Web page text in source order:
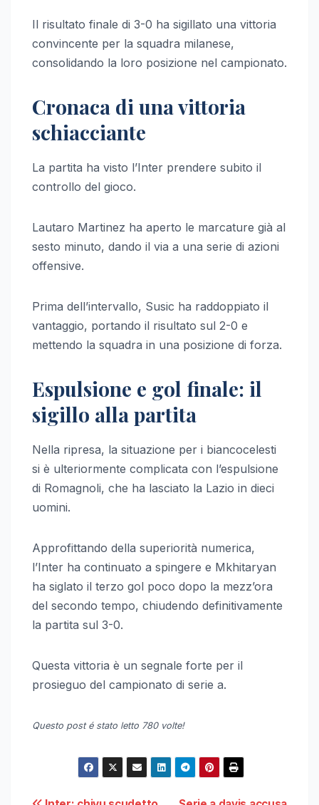
Il risultato finale di 3-0 ha sigillato una vittoria
convincente per la squadra milanese,
consolidando la loro posizione nel campionato.
Cronaca di una vittoria
schiacciante
La partita ha visto l’Inter prendere subito il
controllo del gioco.
Lautaro Martinez ha aperto le marcature già al
sesto minuto, dando il via a una serie di azioni
offensive.
Prima dell’intervallo, Susic ha raddoppiato il
vantaggio, portando il risultato sul 2-0 e
mettendo la squadra in una posizione di forza.
Espulsione e gol finale: il
sigillo alla partita
Nella ripresa, la situazione per i biancocelesti
si è ulteriormente complicata con l’espulsione
di Romagnoli, che ha lasciato la Lazio in dieci
uomini.
Approfittando della superiorità numerica,
l’Inter ha continuato a spingere e Mkhitaryan
ha siglato il terzo gol poco dopo la mezz’ora
del secondo tempo, chiudendo definitivamente
la partita sul 3-0.
Questa vittoria è un segnale forte per il
prosieguo del campionato di serie a.
Questo post é stato letto 780 volte!